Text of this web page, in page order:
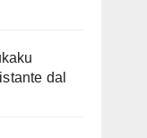
dal